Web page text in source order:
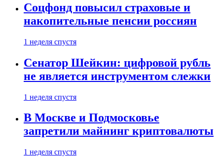
Соцфонд повысил страховые и
накопительные пенсии россиян
1 неделя спустя
Сенатор Шейкин: цифровой рубль
не является инструментом слежки
1 неделя спустя
В Москве и Подмосковье
запретили майнинг криптовалюты
1 неделя спустя